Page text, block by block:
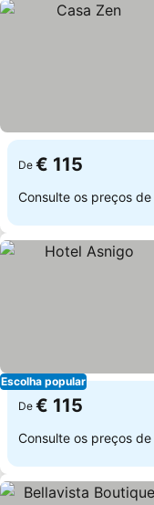
De € 115
Consulte os preços de
Escolha popular
De € 115
Consulte os preços de